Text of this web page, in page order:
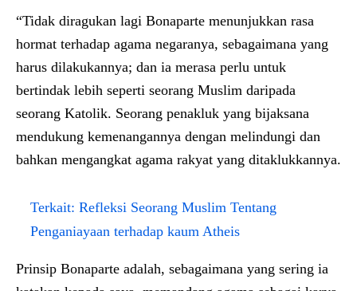
“Tidak diragukan lagi Bonaparte menunjukkan rasa
hormat terhadap agama negaranya, sebagaimana yang
harus dilakukannya; dan ia merasa perlu untuk
bertindak lebih seperti seorang Muslim daripada
seorang Katolik. Seorang penakluk yang bijaksana
mendukung kemenangannya dengan melindungi dan
bahkan mengangkat agama rakyat yang ditaklukkannya.
Terkait: Refleksi Seorang Muslim Tentang
Penganiayaan terhadap kaum Atheis
Prinsip Bonaparte adalah, sebagaimana yang sering ia